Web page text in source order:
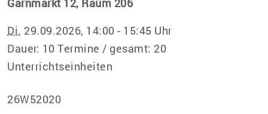
Garnmarkt 12, Raum 206
Di. 29.09.2026, 14:00 - 15:45 Uhr
Dauer: 10 Termine / gesamt: 20
Unterrichtseinheiten
26W52020